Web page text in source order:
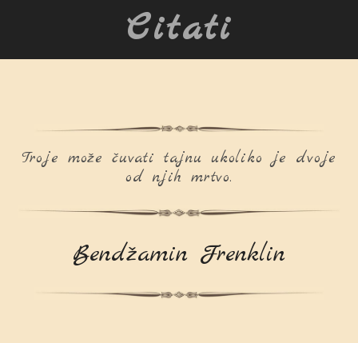
Citati
Troje može čuvati tajnu ukoliko je dvoje
od njih mrtvo.
Bendžamin Frenklin